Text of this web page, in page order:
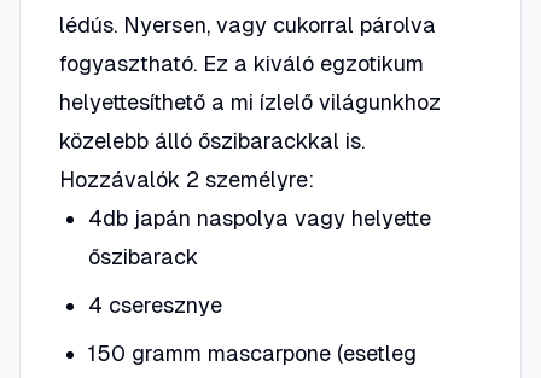
lédús. Nyersen, vagy cukorral párolva
fogyasztható. Ez a kiváló egzotikum
helyettesíthető a mi ízlelő világunkhoz
közelebb álló őszibarackkal is.
Hozzávalók 2 személyre:
4db japán naspolya vagy helyette
őszibarack
4 cseresznye
150 gramm mascarpone (esetleg